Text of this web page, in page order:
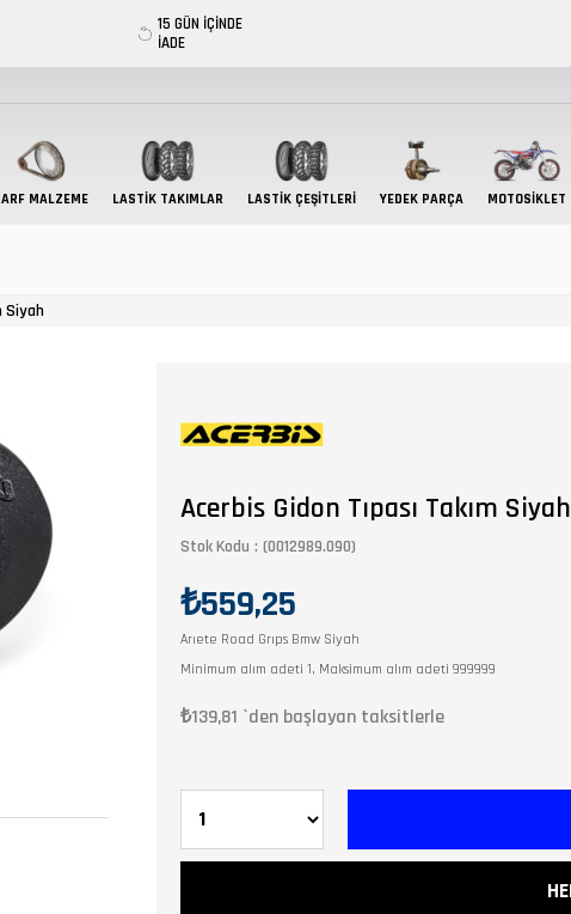
15 GÜN İÇİNDE
İADE
MALZEME LASTIK TAKIMLAR LASTİK ÇEŞİTLERİ YEDEK PARÇA MOTOSIKLET
Siyah
Acerbis Gidon Tıpası Takım Siyah
Stok Kodu (0012989.090)
₺559,25
Arıete Road Grıps Bmw Siyah
Minimum alım adeti 1, Maksimum alım adeti 999999
₺139,81 `den başlayan taksitlerle